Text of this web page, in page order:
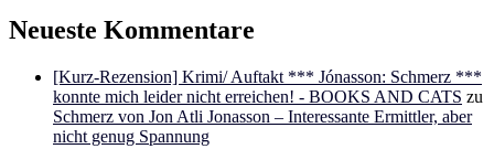
Neueste Kommentare
[Kurz-Rezension] Krimi/ Auftakt *** Jónasson: Schmerz ***
konnte mich leider nicht erreichen! - BOOKS AND CATS zu
Schmerz von Jon Atli Jonasson – Interessante Ermittler, aber
nicht genug Spannung